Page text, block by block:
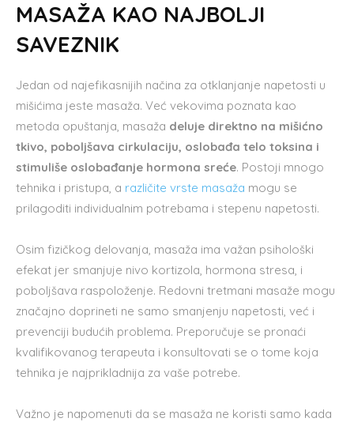
MASAŽA KAO NAJBOLJI
SAVEZNIK
Jedan od najefikasnijih načina za otklanjanje napetosti u
mišićima jeste masaža. Već vekovima poznata kao
metoda opuštanja, masaža deluje direktno na mišićno
tkivo, poboljšava cirkulaciju, oslobađa telo toksina i
stimuliše oslobađanje hormona sreće. Postoji mnogo
tehnika i pristupa, a različite vrste masaža mogu se
prilagoditi individualnim potrebama i stepenu napetosti.
Osim fizičkog delovanja, masaža ima važan psihološki
efekat jer smanjuje nivo kortizola, hormona stresa, i
poboljšava raspoloženje. Redovni tretmani masaže mogu
značajno doprineti ne samo smanjenju napetosti, već i
prevenciji budućih problema. Preporučuje se pronaći
kvalifikovanog terapeuta i konsultovati se o tome koja
tehnika je najprikladnija za vaše potrebe.
Važno je napomenuti da se masaža ne koristi samo kada